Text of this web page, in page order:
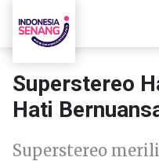
Superstereo
Hati
Superstereo